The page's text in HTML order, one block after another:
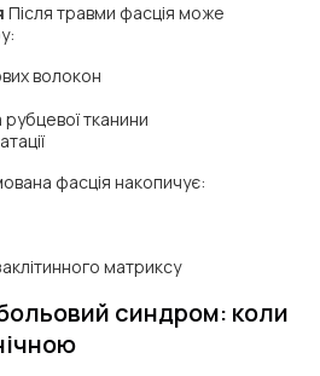
Після травми фасція може
волокон
тканини
фасція накопичує:
матриксу
синдром: коли